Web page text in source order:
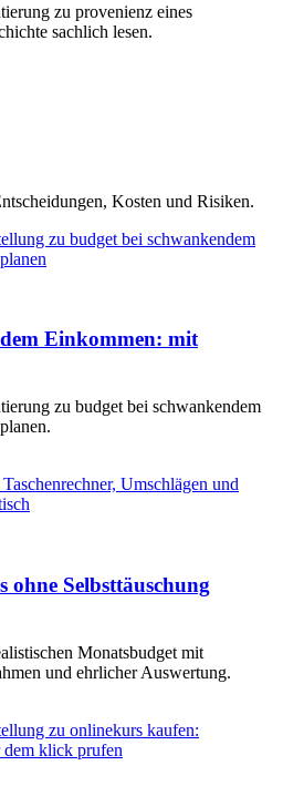
zu provenienz eines
sachlich lesen.
Kosten und Risiken.
Einkommen: mit
zu budget bei schwankendem
ohne Selbsttäuschung
Monatsbudget mit
und ehrlicher Auswertung.